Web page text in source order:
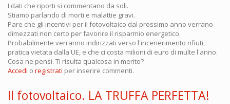
I dati che riporti si commentano da soli.
Stiamo parlando di morti e malattie gravi.
Pare che gli incentivi per il fotovoltaico dal prossimo anno verrano
dimezzati non certo per favorire il risparmio energetico.
Probabilmente verranno indirizzati verso l'incenerimento rifiuti,
pratica vietata dalla UE, e che ci costa milioni di euro di multe l'anno.
Cosa ne pensi. Ti risulta qualcosa in merito?
Accedi o registrati per inserire commenti.
Il fotovoltaico. LA TRUFFA PERFETTA!